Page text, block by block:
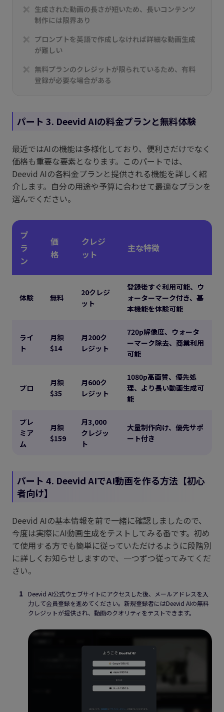
生成された動画の長さが短いため、長いコンテンツ
制作には限界あり
プロンプトを英語で作成しなければ詳細な動画生成
が難しい
無料プランのクレジットが限られているため、有料
登録が必要な場合がある
パート 3. Deevid AIの料金プランと無料体験
最近ではAIの機能は多様化しており、便利さだけでなく
価格も重要な要素となります。このパートでは、
Deevid AIの各料金プランと提供される機能を詳しく紹
介します。自分の用途や予算に合わせて最適なプランを
選んでください。
プ
ラ
ン
価
格
クレジ
ット
主な特徴
体験 無料
20クレジ
ット
登録後すぐ利用可能、ウ
ォーターマーク付き、基
本機能を体験可能
ライ
ト
月額
$14
月200ク
レジット
720p解像度、ウォータ
ーマーク除去、商業利用
可能
プロ
月額
$35
月600ク
レジット
1080p高画質、優先処
理、より長い動画生成可
能
プレ
ミア
ム
月額
$159
月3,000
クレジッ
ト
大量制作向け、優先サポ
ート付き
パート 4. Deevid AIでAI動画を作る方法【初心
者向け】
Deevid AIの基本情報を前で一緒に確認しましたので、
今度は実際にAI動画生成をテストしてみる番です。初め
て使用する方でも簡単に従っていただけるように段階別
に詳しくお知らせしますので、一つずつ従ってみてくだ
さい。
Deevid AI公式ウェブサイトにアクセスした後、メールアドレスを入
力して会員登録を進めてください。新規登録者にはDeevid AIの無料
クレジットが提供され、動画のクオリティをテストできます。